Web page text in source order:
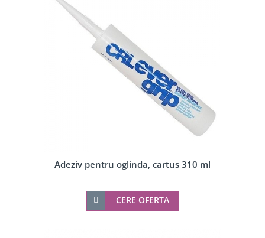
Adeziv pentru oglinda, cartus 310 ml
CERE OFERTA